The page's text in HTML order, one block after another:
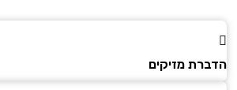
הדברת מזיקים